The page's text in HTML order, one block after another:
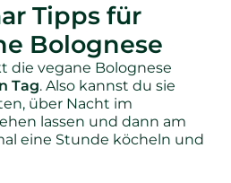
Tipps für
Bolognese
die vegane Bolognese
Tag. Also kannst du sie
über Nacht im
lassen und dann am
eine Stunde köcheln und